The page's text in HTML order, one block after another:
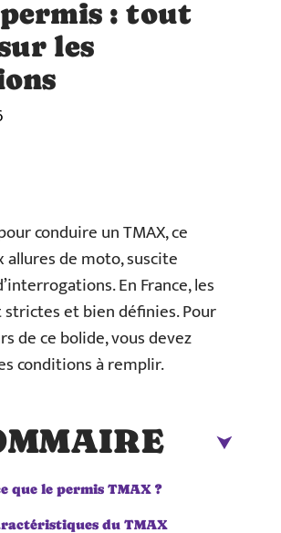
: tout
les
conduire un TMAX, ce
allures de moto, suscite
En France, les
et bien définies. Pour
de ce bolide, vous devez
conditions à remplir.
que le permis TMAX ?
du TMAX